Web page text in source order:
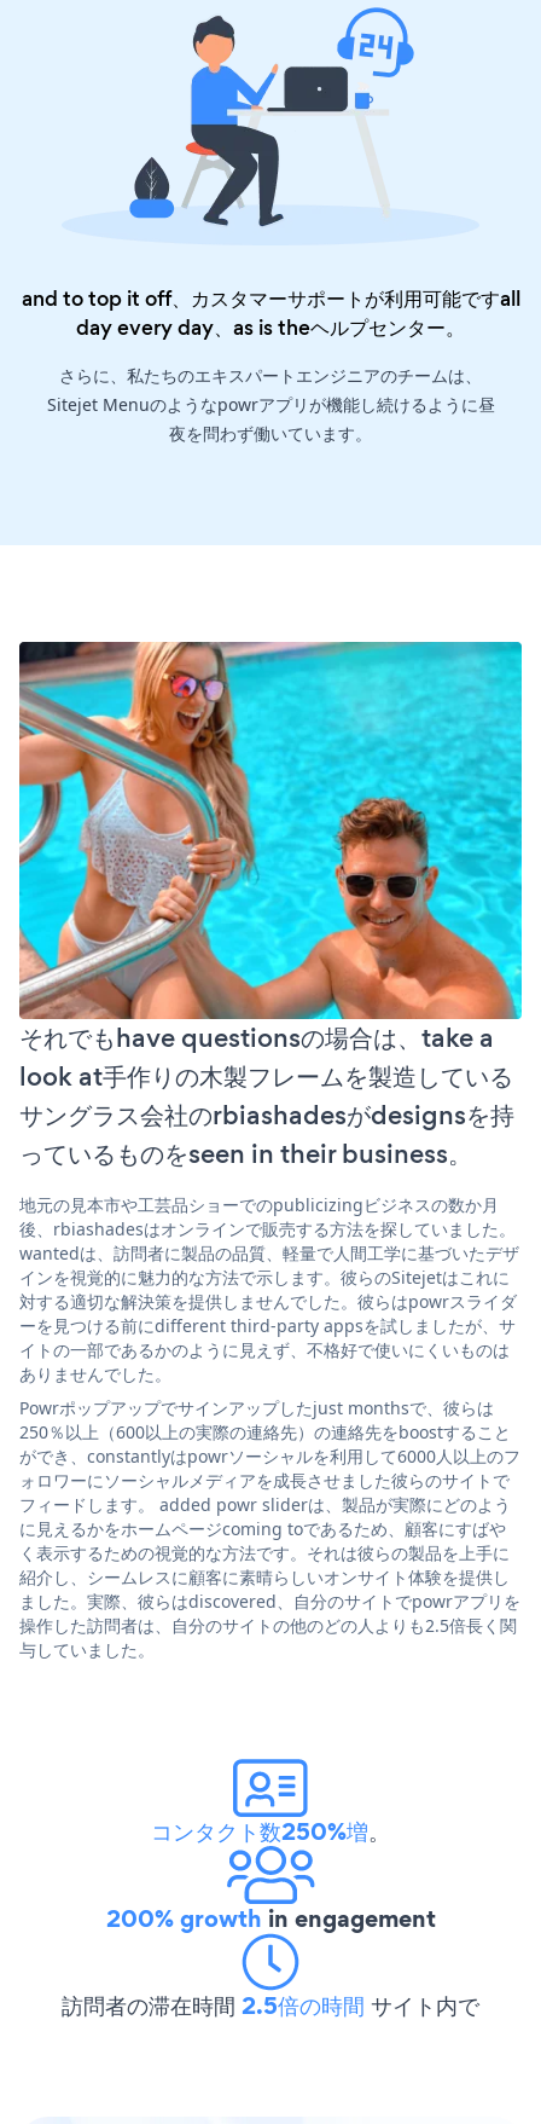
and to top it off、カスタマーサポートが利用可能ですall
day every day、as is theヘルプセンター。
さらに、私たちのエキスパートエンジニアのチームは、
Sitejet Menuのようなpowrアプリが機能し続けるように昼
夜を問わず働いています。
それでもhave questionsの場合は、take a
look at手作りの木製フレームを製造している
サングラス会社のrbiashadesがdesignsを持
っているものをseen in their business。
地元の見本市や工芸品ショーでのpublicizingビジネスの数か月
後、rbiashadesはオンラインで販売する方法を探していました。
wantedは、訪問者に製品の品質、軽量で人間工学に基づいたデザ
インを視覚的に魅力的な方法で示します。彼らのSitejetはこれに
対する適切な解決策を提供しませんでした。彼らはpowrスライダ
ーを見つける前にdifferent third-party appsを試しましたが、サ
イトの一部であるかのように見えず、不格好で使いにくいものは
ありませんでした。
Powrポップアップでサインアップしたjust monthsで、彼らは
250％以上（600以上の実際の連絡先）の連絡先をboostすること
ができ、constantlyはpowrソーシャルを利用して6000人以上のフ
ォロワーにソーシャルメディアを成長させました彼らのサイトで
フィードします。 added powr sliderは、製品が実際にどのよう
に見えるかをホームページcoming toであるため、顧客にすばや
く表示するための視覚的な方法です。それは彼らの製品を上手に
紹介し、シームレスに顧客に素晴らしいオンサイト体験を提供し
ました。実際、彼らはdiscovered、自分のサイトでpowrアプリを
操作した訪問者は、自分のサイトの他のどの人よりも2.5倍長く関
与していました。
コンタクト数250%増。
200% growth in engagement
訪問者の滞在時間 2.5倍の時間 サイト内で